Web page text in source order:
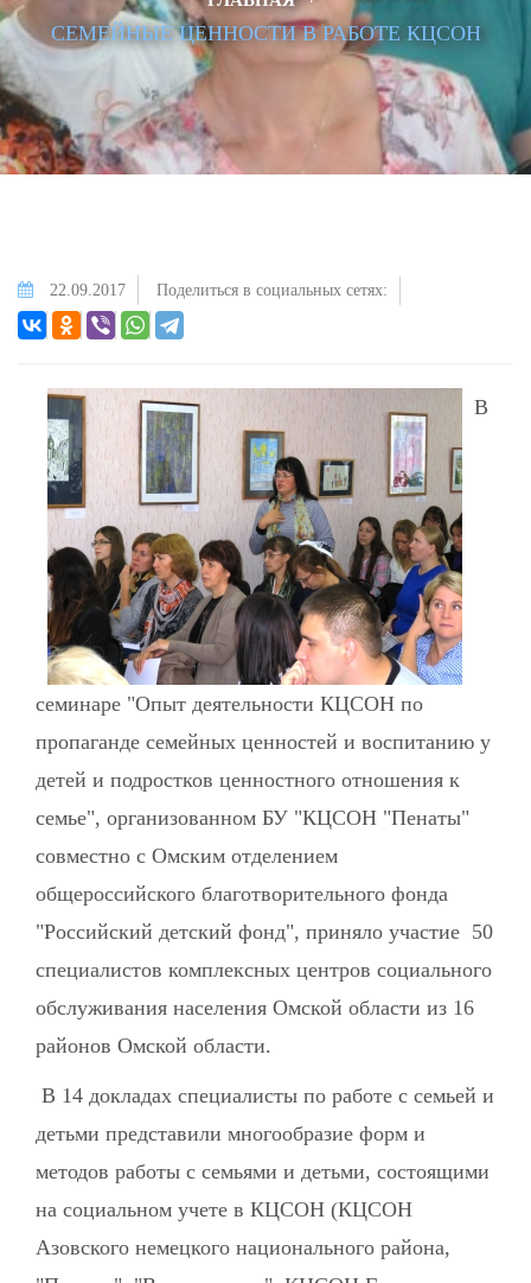
СЕМЕЙНЫЕ ЦЕННОСТИ В РАБОТЕ КЦСОН
22.09.2017 Поделиться в социальных сетях:
В
семинаре "Опыт деятельности КЦСОН по
пропаганде семейных ценностей и воспитанию у
детей и подростков ценностного отношения к
семье", организованном БУ "КЦСОН "Пенаты"
совместно с Омским отделением
общероссийского благотворительного фонда
"Российский детский фонд", приняло участие 50
специалистов комплексных центров социального
обслуживания населения Омской области из 16
районов Омской области.
В 14 докладах специалисты по работе с семьей и
детьми представили многообразие форм и
методов работы с семьями и детьми, состоящими
на социальном учете в КЦСОН (КЦСОН
Азовского немецкого национального района,